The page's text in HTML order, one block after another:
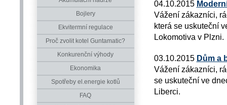
Bojlery
Ekvitermní regulace
Proč zvolit kotel Guntamatic?
Konkurenční výhody
Ekonomika
Spotřeby el.energie kotlů
FAQ
04.10.2015
Vážení zákazníci,
která se uskuteční
Lokomotiva v Plzni.
03.10.2015 Dům a
Vážení zákazníci,
se uskuteční ve
Liberci.